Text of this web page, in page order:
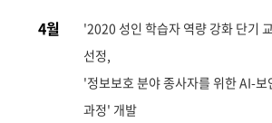
4월
'2020 성인 학습자 역량 강화 단기
선정,
'정보보호 분야 종사자를 위한 AI-보
과정' 개발